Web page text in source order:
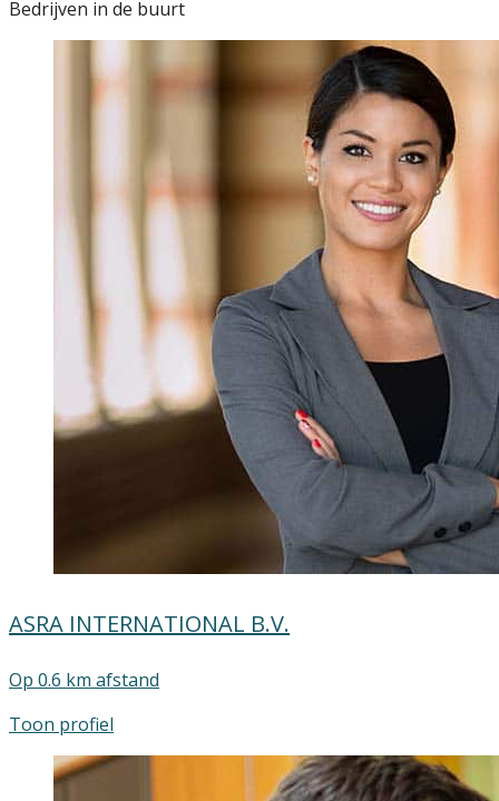
Bedrijven in de buurt
ASRA INTERNATIONAL B.V.
Op 0.6 km afstand
Toon profiel